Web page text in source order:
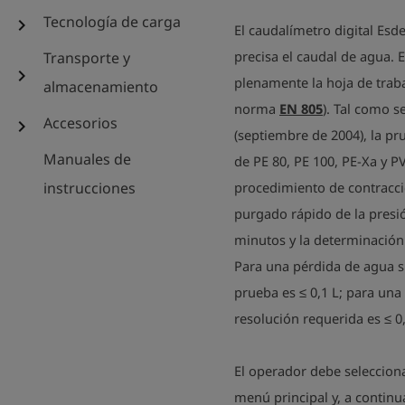
chevron_right Tecnología de carga
chevron_right
Transporte y
almacenamiento
chevron_right
Accesorios
Manuales de
instrucciones
El caudalímetro digital
precisa el caudal de agua.
plenamente la hoja de
norma EN 805). Tal como
(septiembre de 2004), la
de PE 80, PE 100, PE-Xa y
procedimiento de
purgado rápido de la
minutos y la
Para una pérdida de agua
prueba es ≤ 0,1 L; para
resolución requerida es ≤
El operador debe
menú principal y, a